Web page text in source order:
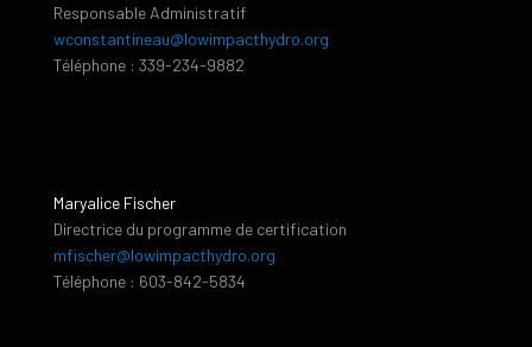
Responsable Administratif
wconstantineau@lowimpacthydro.org
Téléphone : 339-234-9882
Maryalice Fischer
Directrice du programme de certification
mfischer@lowimpacthydro.org
Téléphone : 603-842-5834